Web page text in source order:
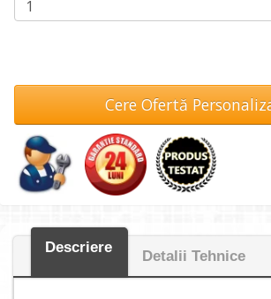
Cere Ofertă
Descriere
Detalii Tehnice